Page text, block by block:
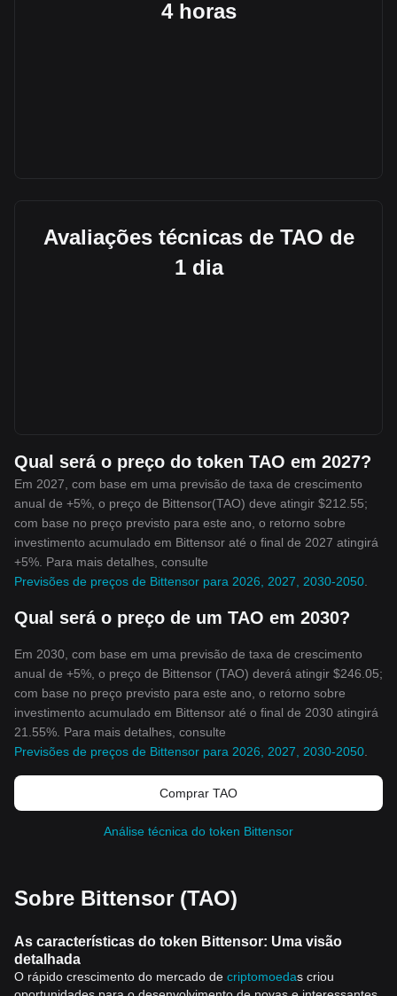
4 horas
Avaliações técnicas de TAO de
1 dia
Qual será o preço do token TAO em 2027?
Em 2027, com base em uma previsão de taxa de crescimento
anual de +5%, o preço de Bittensor(TAO) deve atingir $212.55;
com base no preço previsto para este ano, o retorno sobre
investimento acumulado em Bittensor até o final de 2027 atingirá
+5%. Para mais detalhes, consulte
Previsões de preços de Bittensor para 2026, 2027, 2030-2050
Qual será o preço de um TAO em 2030?
Em 2030, com base em uma previsão de taxa de crescimento
anual de +5%, o preço de Bittensor (TAO) deverá atingir $246.05;
com base no preço previsto para este ano, o retorno sobre
investimento acumulado em Bittensor até o final de 2030 atingirá
21.55%. Para mais detalhes, consulte
Previsões de preços de Bittensor para 2026, 2027, 2030-2050
Comprar TAO
Análise técnica do token Bittensor
Sobre Bittensor (TAO)
As características do token Bittensor: Uma visão
detalhada
O rápido crescimento do mercado de criptomoedas criou